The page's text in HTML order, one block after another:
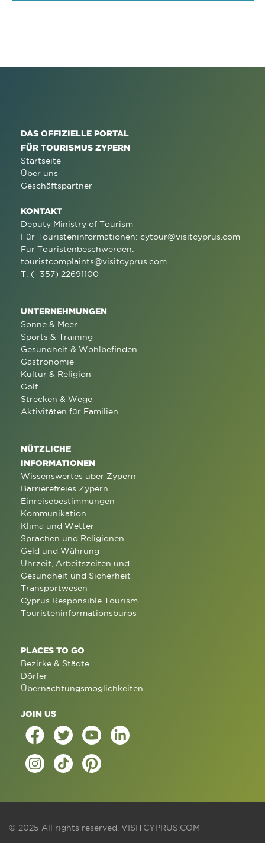
DAS OFFIZIELLE PORTAL
FÜR TOURISMUS ZYPERN
Startseite
Über uns
Geschäftspartner
KONTAKT
Deputy Ministry of Tourism
Für Touristeninformationen: cytour@visitcyprus.com
Für Touristenbeschwerden:
touristcomplaints@visitcyprus.com
T: (+357) 22691100
UNTERNEHMUNGEN
Sonne & Meer
Sports & Training
Gesundheit & Wohlbefinden
Gastronomie
Kultur & Religion
Golf
Strecken & Wege
Aktivitäten für Familien
NÜTZLICHE
INFORMATIONEN
Wissenswertes über Zypern
Barrierefreies Zypern
Einreisebestimmungen
Kommunikation
Klima und Wetter
Sprachen und Religionen
Geld und Währung
Uhrzeit, Arbeitszeiten und
Gesundheit und Sicherheit
Transportwesen
Cyprus Responsible Tourism
Touristeninformationsbüros
PLACES TO GO
Bezirke & Städte
Dörfer
Übernachtungsmöglichkeiten
JOIN US
© 2025 All rights reserved. VISITCYPRUS.COM